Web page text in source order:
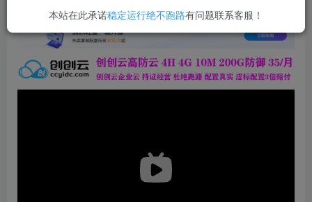
本站在此承诺稳定运行绝不跑路有问题联系客服！